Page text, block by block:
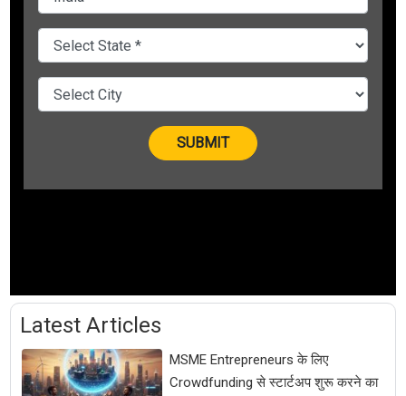
Latest Articles
MSME Entrepreneurs के लिए
Crowdfunding से स्टार्टअप शुरू करने का